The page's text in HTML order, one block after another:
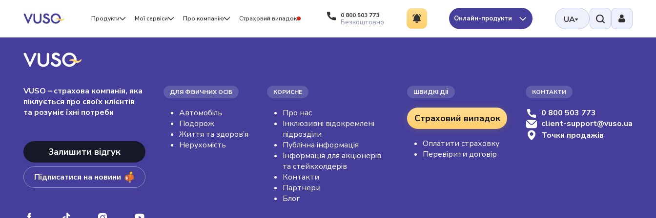
Продукти Мої сервіси Про компанію Страховий випадок 0 800 503 773
Безкоштовно Онлайн-продукти UA
VUSO – страхова компанія, яка
піклується про своїх клієнтів
та розуміє їхні потреби
Залишити відгук
Підписатися на новини
ДЛЯ ФІЗИЧНИХ ОСІБ
Автомобіль
Подорож
Життя та здоров’я
Нерухомість
КОРИСНЕ
Про нас
Інклюзивні відокремлені
підрозділи
Публічна інформація
Інформація для акціонерів
та стейкхолдерів
Контакти
Партнери
Блог
ШВИДКІ ДІЇ
Страховий випадок
Оплатити страховку
Перевірити договір
КОНТАКТИ
0 800 503 773
client-support@vuso.ua
Точки продажів